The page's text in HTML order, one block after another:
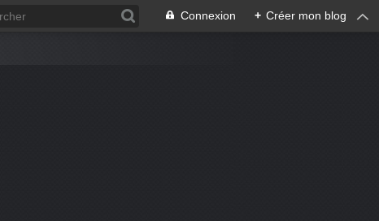
Connexion + Créer mon blog